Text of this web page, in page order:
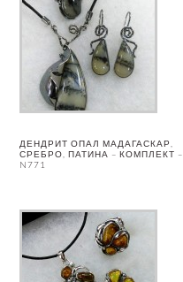
ДЕНДРИТ ОПАЛ МАДАГАСКАР,
СРЕБРО, ПАТИНА – КОМПЛЕКТ –
N771